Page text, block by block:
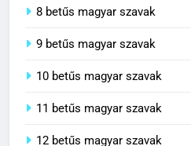
8 betűs magyar szavak
9 betűs magyar szavak
10 betűs magyar szavak
11 betűs magyar szavak
12 betűs magyar szavak